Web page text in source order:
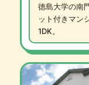
徳島大学の南
ット付きマン
1DK。